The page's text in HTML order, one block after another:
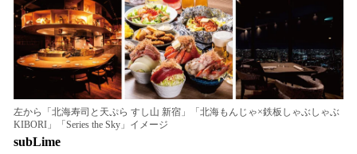
左から「北海寿司と天ぷら すし山 新宿」「北海もんじゃ×鉄板しゃぶしゃぶ
KIBORI」「Series the Sky」イメージ
subLime